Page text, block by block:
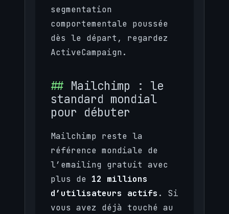
segmentation
comportementale poussée
dès le départ, regardez
ActiveCampaign.
Mailchimp : le
standard mondial
pour débuter
Mailchimp reste la
référence mondiale de
l’emailing gratuit avec
plus de 12 millions
d’utilisateurs actifs . Si
vous avez déjà touché au